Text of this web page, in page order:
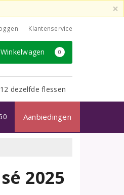
×
Klantenservice
Winkelwagen 0
dezelfde flessen
Aanbiedingen
2025